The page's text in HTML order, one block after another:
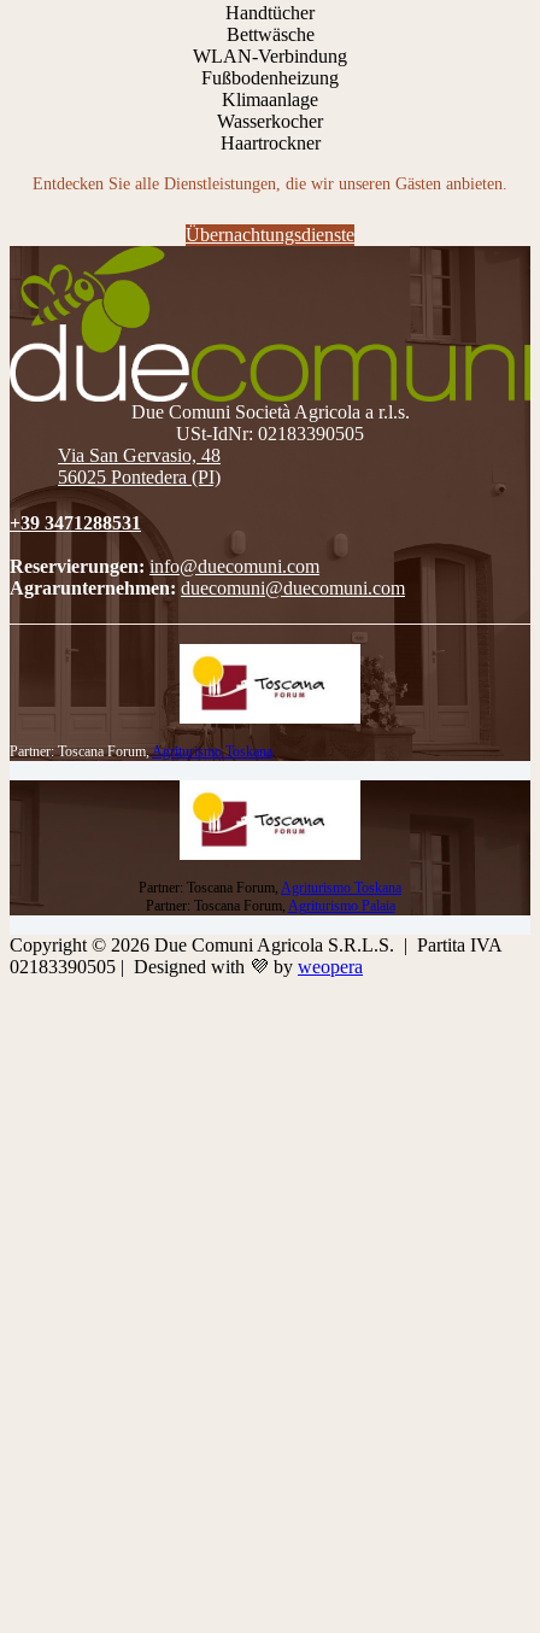
Handtücher
Bettwäsche
WLAN-Verbindung
Fußbodenheizung
Klimaanlage
Wasserkocher
Haartrockner
Entdecken Sie alle Dienstleistungen, die wir unseren Gästen anbieten.
Übernachtungsdienste
Due Comuni Società Agricola a r.l.s.
USt-IdNr: 02183390505
Via San Gervasio, 48
56025 Pontedera (PI)
+39 3471288531
Reservierungen:info@duecomuni.com
Agrarunternehmen: duecomuni@duecomuni.com
Partner: Toscana Forum,Agriturismo Toskana
Partner: Toscana Forum, Agriturismo Toskana
Partner: Toscana Forum, Agriturismo Palaia
Copyright © 2026 Due Comuni Agricola S.R.L.S. | Partita IVA
02183390505 | Designed with 💜 by weopera